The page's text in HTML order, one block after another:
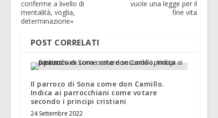
conferme a livello di
mentalità, voglia,
determinazione»
vuole una legge per il
fine vita
POST CORRELATI
Il parroco di Sona come don Camillo.
Indica ai parrocchiani come votare
secondo i principi cristiani
24 Settembre 2022